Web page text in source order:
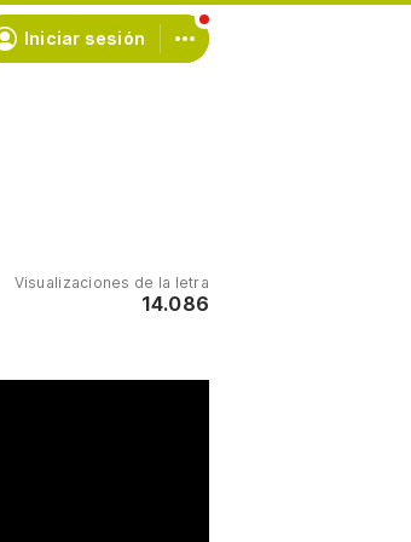
Iniciar sesión
Visualizaciones de la letra
14.086